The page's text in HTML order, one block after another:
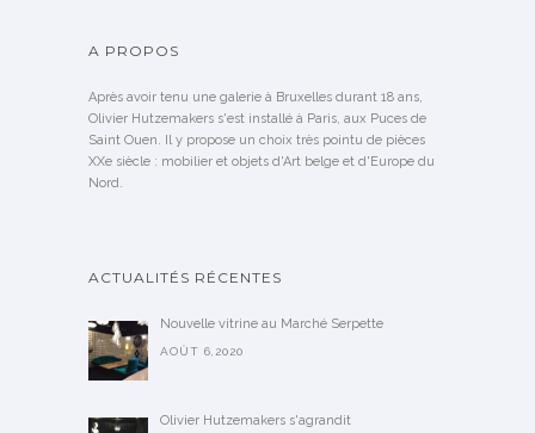
A PROPOS
Après avoir tenu une galerie à Bruxelles durant 18 ans,
Olivier Hutzemakers s'est installé à Paris, aux Puces de
Saint Ouen. Il y propose un choix très pointu de pièces
XXe siècle : mobilier et objets d'Art belge et d'Europe du
Nord.
ACTUALITÉS RÉCENTES
Nouvelle vitrine au Marché Serpette
AOÛT 6,2020
Olivier Hutzemakers s'agrandit